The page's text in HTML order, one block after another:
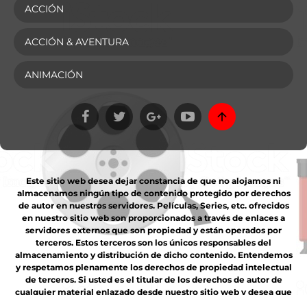
ACCIÓN
ACCIÓN & AVENTURA
ANIMACIÓN
Este sitio web desea dejar constancia de que no alojamos ni
almacenamos ningún tipo de contenido protegido por derechos
de autor en nuestros servidores. Películas, Series, etc. ofrecidos
en nuestro sitio web son proporcionados a través de enlaces a
servidores externos que son propiedad y están operados por
terceros. Estos terceros son los únicos responsables del
almacenamiento y distribución de dicho contenido. Entendemos
y respetamos plenamente los derechos de propiedad intelectual
de terceros. Si usted es el titular de los derechos de autor de
cualquier material enlazado desde nuestro sitio web y desea que